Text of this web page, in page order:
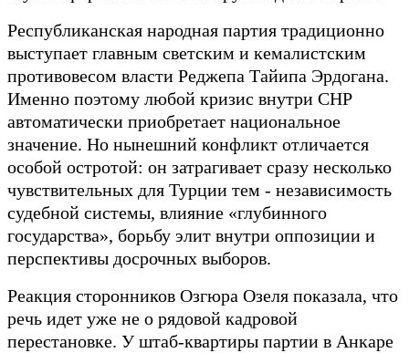
Республиканская народная партия традиционно
выступает главным светским и кемалистским
противовесом власти Реджепа Тайипа Эрдогана.
Именно поэтому любой кризис внутри CHP
автоматически приобретает национальное
значение. Но нынешний конфликт отличается
особой остротой: он затрагивает сразу несколько
чувствительных для Турции тем - независимость
судебной системы, влияние «глубинного
государства», борьбу элит внутри оппозиции и
перспективы досрочных выборов.
Реакция сторонников Озгюра Озеля показала, что
речь идет уже не о рядовой кадровой
перестановке. У штаб-квартиры партии в Анкаре